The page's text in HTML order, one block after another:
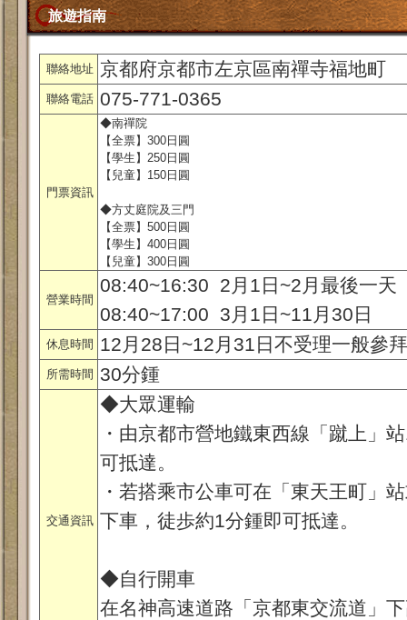
旅遊指南
聯絡地址 京都府京都市左京區南禪寺福地町
聯絡電話 075-771-0365
門票資訊
◆南禪院
【全票】300日圓
【學生】250日圓
【兒童】150日圓
◆方丈庭院及三門
【全票】500日圓
【學生】400日圓
【兒童】300日圓
營業時間
08:40~16:30 2月1日~2月最後一天
08:40~17:00 3月1日~11月30日
休息時間 12月28日~12月31日不受理一般參拜
所需時間 30分鍾
交通資訊
◆大眾運輸
・由京都市營地鐵東西線「蹴上」
可抵達。
・若搭乘市公車可在「東天王町」
下車，徒歩約1分鍾即可抵達。
◆自行開車
在名神高速道路「京都東交流道」